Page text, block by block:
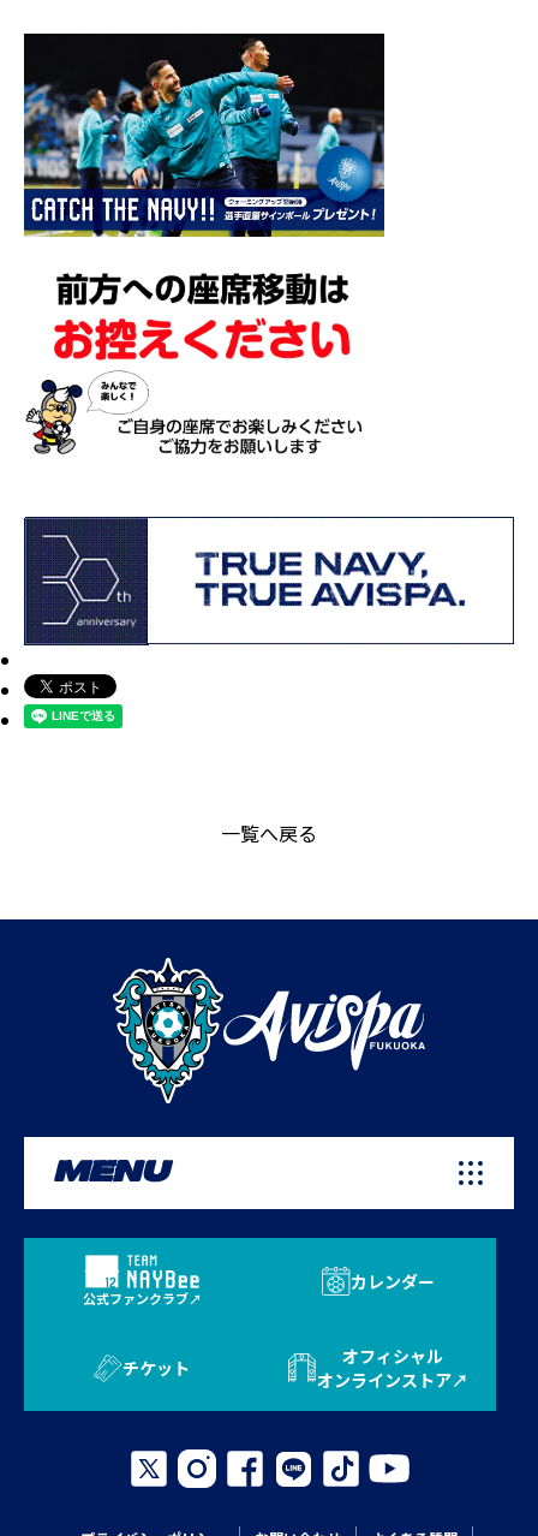
一覧へ戻る
MENU
公式ファンクラブ
カレンダー
チケット
オフィシャル
オンラインストア